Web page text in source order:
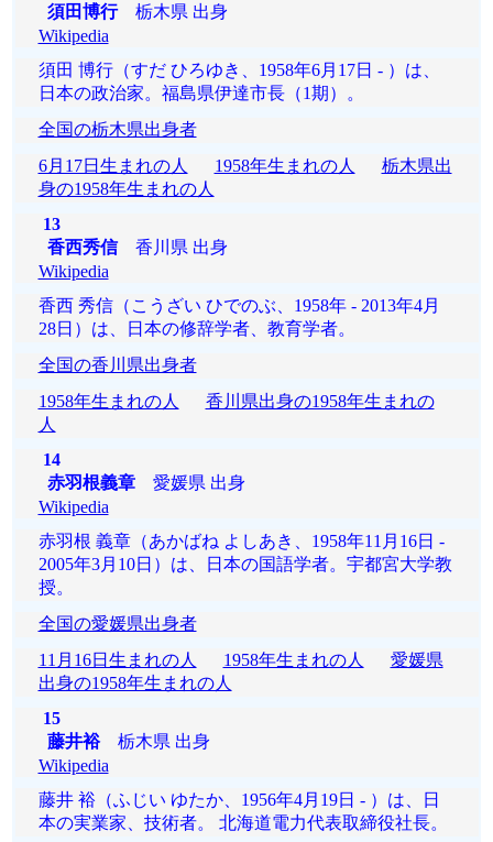
須田博行栃木県 出身
Wikipedia
須田 博行（すだ ひろゆき、1958年6月17日 - ）は、
日本の政治家。福島県伊達市長（1期）。
全国の栃木県出身者
6月17日生まれの人
1958年生まれの人
栃木県出
身の1958年生まれの人
13
香西秀信香川県 出身
Wikipedia
香西 秀信（こうざい ひでのぶ、1958年 - 2013年4月
28日）は、日本の修辞学者、教育学者。
全国の香川県出身者
1958年生まれの人
香川県出身の1958年生まれの
人
14
赤羽根義章愛媛県 出身
Wikipedia
赤羽根 義章（あかばね よしあき、1958年11月16日 -
2005年3月10日）は、日本の国語学者。宇都宮大学教
授。
全国の愛媛県出身者
11月16日生まれの人
1958年生まれの人
愛媛県
出身の1958年生まれの人
15
藤井裕栃木県 出身
Wikipedia
藤井 裕（ふじい ゆたか、1956年4月19日 - ）は、日
本の実業家、技術者。 北海道電力代表取締役社長。